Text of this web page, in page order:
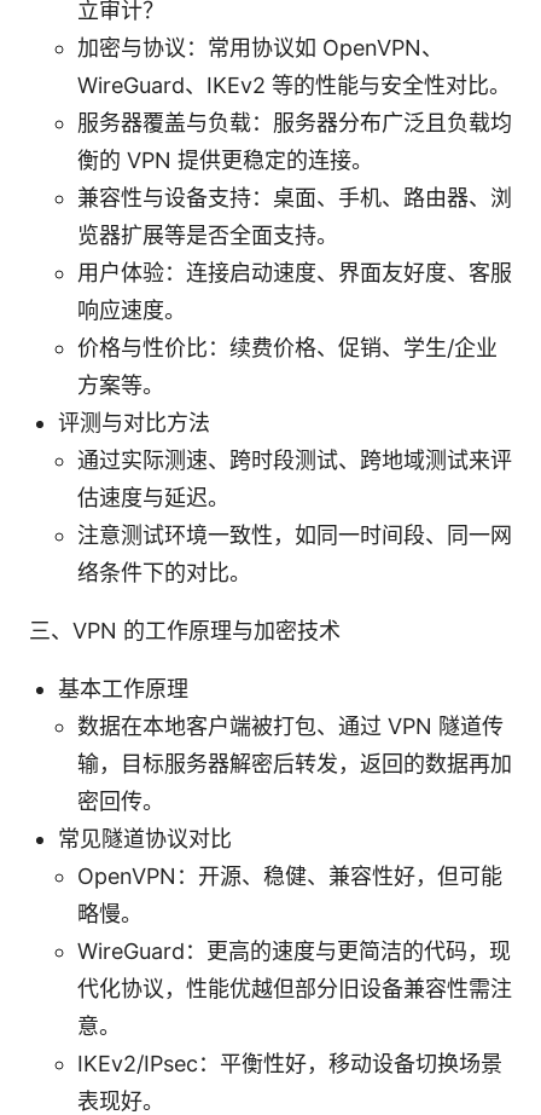
立审计？
加密与协议：常用协议如 OpenVPN、
WireGuard、IKEv2 等的性能与安全性对比。
服务器覆盖与负载：服务器分布广泛且负载均
衡的 VPN 提供更稳定的连接。
兼容性与设备支持：桌面、手机、路由器、浏
览器扩展等是否全面支持。
用户体验：连接启动速度、界面友好度、客服
响应速度。
价格与性价比：续费价格、促销、学生/企业
方案等。
评测与对比方法
通过实际测速、跨时段测试、跨地域测试来评
估速度与延迟。
注意测试环境一致性，如同一时间段、同一网
络条件下的对比。
三、VPN 的工作原理与加密技术
基本工作原理
数据在本地客户端被打包、通过 VPN 隧道传
输，目标服务器解密后转发，返回的数据再加
密回传。
常见隧道协议对比
OpenVPN：开源、稳健、兼容性好，但可能
略慢。
WireGuard：更高的速度与更简洁的代码，现
代化协议，性能优越但部分旧设备兼容性需注
意。
IKEv2/IPsec：平衡性好，移动设备切换场景
表现好。